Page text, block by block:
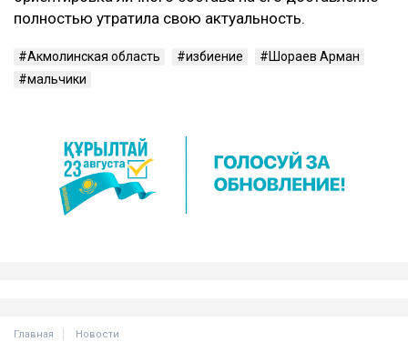
полностью утратила свою актуальность.
Акмолинская область избиение
Шораев Арман
мальчики
Главная Новости